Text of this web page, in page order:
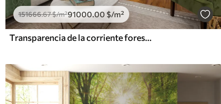
151666.67$/m²91000.00 $/m²
Transparencia de la corriente forestal